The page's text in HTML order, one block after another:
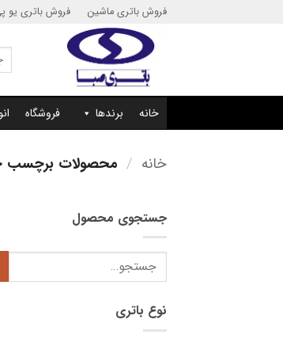
فروش باتری ماشین فروش باتری یو
خانه برندها فروشگاه
خانه / محصولات برچسب خورده
جستجوی محصول
جستجو
برای:
نوع باتری